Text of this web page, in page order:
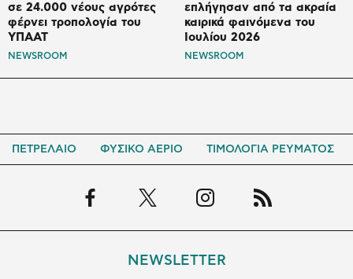
σε 24.000 νέους αγρότες
φέρνει τροπολογία του
ΥΠΑΑΤ
NEWSROOM
επλήγησαν από τα ακραία
καιρικά φαινόμενα του
Ιουλίου 2026
NEWSROOM
ΠΕΤΡΕΛΑΙΟ ΦΥΣΙΚΟ ΑΕΡΙΟ ΤΙΜΟΛΟΓΙΑ ΡΕΥΜΑΤΟΣ
NEWSLETTER